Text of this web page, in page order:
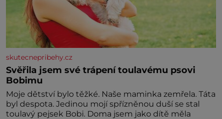
skutecnepribehy.cz
Svěřila jsem své trápení toulavému psovi
Bobimu
Moje dětství bylo těžké. Naše maminka zemřela. Táta
byl despota. Jedinou mojí spřízněnou duší se stal
toulavý pejsek Bobi. Doma jsem jako dítě měla